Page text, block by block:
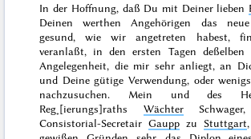
In der Hoffnung, daß Du mit Deiner lieben
Deinen werthen Angehörigen das
gesund, wie wir angetreten habest,
veranlaßt, in den ersten Tagen
Angelegenheit, die mir sehr anliegt, an
und Deine gütige Verwendung, oder
nachzusuchen. Mein und des
Reg˖[ierungs]raths Wächter
Consistorial-SecretairGaupp zu Stuttgart